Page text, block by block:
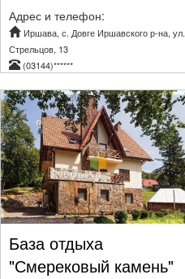
Адрес и телефон:
Иршава, с. Довге Иршавского р-на, ул.
Стрельцов, 13
(03144)******
База отдыха
"Смерековый камень"